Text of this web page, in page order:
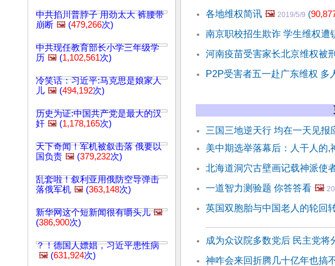
中共掐川普脖子 用劲太大 裤腰带
崩断 🖼️ (479,266次)
中共现任教育部长小学三年级学
历 🖼️ (1,102,561次)
冷笑话：习近平:马克思是娘家人
儿 🖼️ (494,192次)
历史为证:中国共产党是最大的汉
奸 🖼️ (1,178,165次)
天下奇闻！军机被叙击落 俄要以
国负责 🖼️ (379,232次)
乱套啦！叙利亚用俄防空导弹击
落俄军机 🖼️ (363,148次)
新华网这个短新闻很有嚼头儿 🖼️
(386,900次)
？！德国人嫖娼，习近平患性病
🖼️ (631,924次)
各地维权简讯 🖼️ 2019/5/9 (
南京职校招生欺诈 学生维权遭
河南疫苗受害家长北京维权被
P2P受害者五一赴广东维权 多
三国三地逆天行 均在一天见报
美中期选举落幕后：人干人的,
北海道洞穴古壁画记载神派使
一道智力测验题 你答答看 🖼️
英国双胞胎与中国老人的轮回
成为众议院多数党后 民主党将
神咋会来回折腾几十亿年也搞